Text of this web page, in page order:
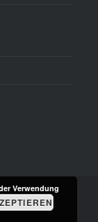
Dyad von
Verwendung